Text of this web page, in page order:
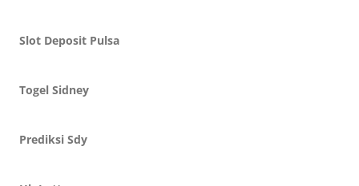
Slot Deposit Pulsa
Togel Sidney
Prediksi Sdy